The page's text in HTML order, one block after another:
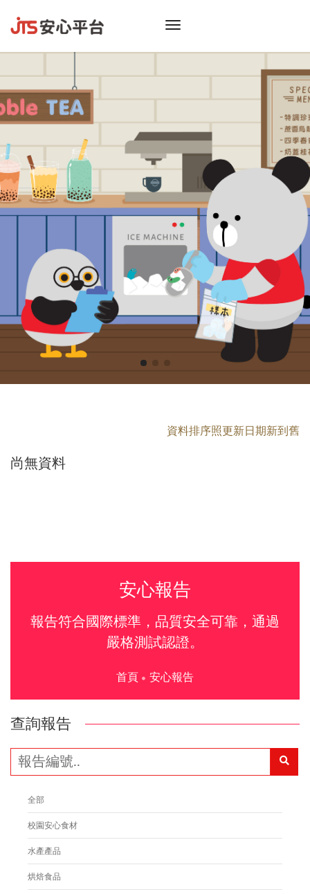
toggle
振
看
偷偷
不
只給
資料排序照更新日期新到舊
尚無資料
安心報告
報告符合國際標準，品質安全可靠，通過
嚴格測試認證。
首頁 安心報告
查詢報告
全部
校園安心食材
水產產品
烘焙食品